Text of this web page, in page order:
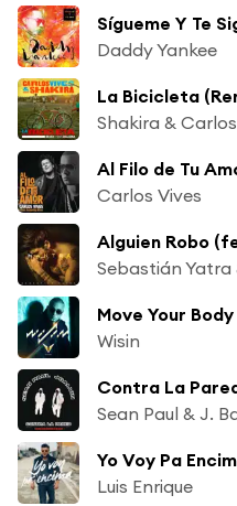
Sígueme Y Te
Daddy Yankee
La Bicicleta
Shakira &
Al Filo de Tu
Carlos Vives
Alguien Robo
Sebastián Yatra
Wisin
Contra La
Sean Paul & J.
Yo Voy Pa
Luis Enrique